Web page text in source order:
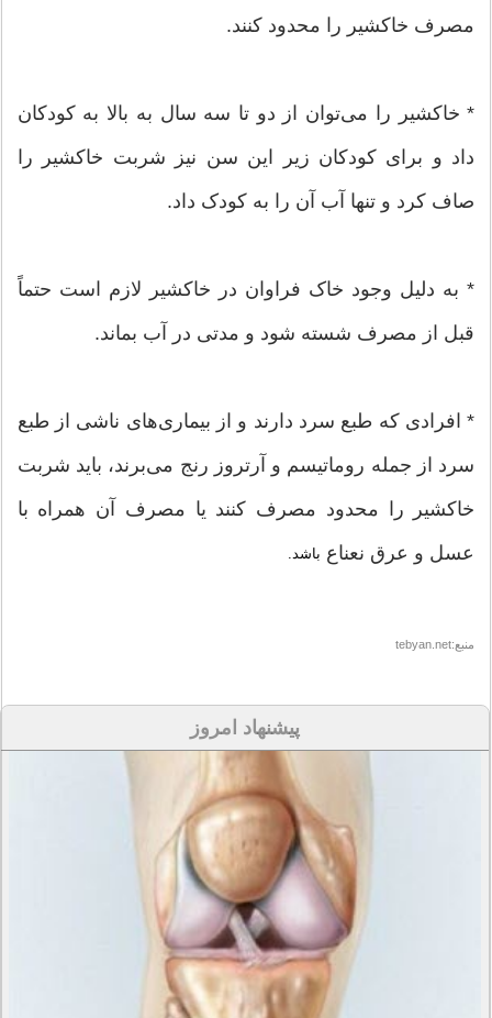
مصرف خاکشیر را محدود کنند.
* خاکشیر را می‌توان از دو تا سه سال به بالا به کودکان
داد و برای کودکان زیر این سن نیز شربت خاکشیر را
صاف کرد و تنها آب آن را به کودک داد.
* به دلیل وجود خاک فراوان در خاکشیر لازم است حتماً
قبل از مصرف شسته شود و مدتی در آب بماند.
* افرادی که طبع سرد دارند و از بیماری‌های ناشی از طبع
سرد از جمله روماتیسم و آرتروز رنج می‌برند، باید شربت
خاکشیر را محدود مصرف کنند یا مصرف آن همراه با
عسل و عرق نعناع باشد.
منبع:tebyan.net
پیشنهاد امروز